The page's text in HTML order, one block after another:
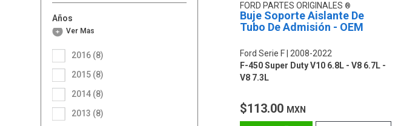
Años
2013 (8)
2014 (8)
2015 (8)
2016 (8)
Ver Más
FORD PARTES ORIGINALES
Buje Soporte Aislante De
Tubo De Admisión - OEM
Ford Serie F
2008-2022
F-450 Super Duty V10 6.8L - V8 6.7L -
V8 7.3L
$113.00 MXN